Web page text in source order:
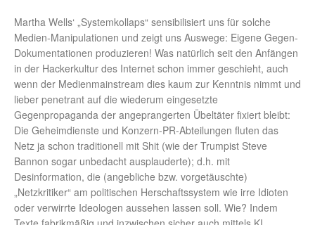
Martha Wells‘ „Systemkollaps“ sensibilisiert uns für solche
Medien-Manipulationen und zeigt uns Auswege: Eigene Gegen-
Dokumentationen produzieren! Was natürlich seit den Anfängen
in der Hackerkultur des Internet schon immer geschieht, auch
wenn der Medienmainstream dies kaum zur Kenntnis nimmt und
lieber penetrant auf die wiederum eingesetzte
Gegenpropaganda der angeprangerten Übeltäter fixiert bleibt:
Die Geheimdienste und Konzern-PR-Abteilungen fluten das
Netz ja schon traditionell mit Shit (wie der Trumpist Steve
Bannon sogar unbedacht ausplauderte); d.h. mit
Desinformation, die (angebliche bzw. vorgetäuschte)
„Netzkritiker“ am politischen Herschaftssystem wie irre Idioten
oder verwirrte Ideologen aussehen lassen soll. Wie? Indem